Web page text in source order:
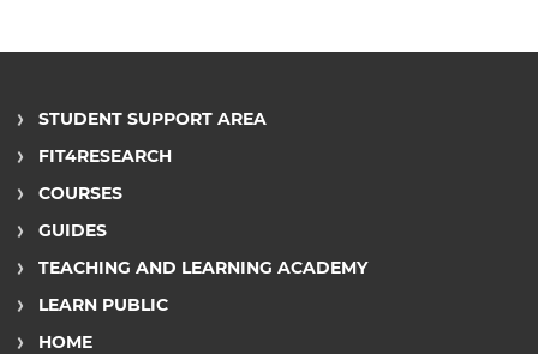
STUDENT SUPPORT AREA
FIT4RESEARCH
COURSES
GUIDES
TEACHING AND LEARNING ACADEMY
LEARN PUBLIC
HOME